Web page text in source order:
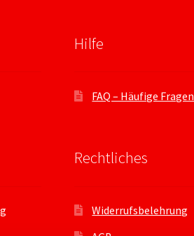
Hilfe
FAQ – Häufige Fragen
Rechtliches
Widerrufsbelehrung